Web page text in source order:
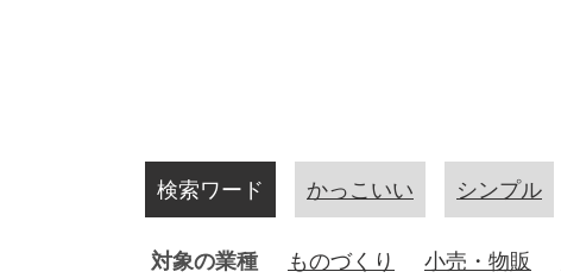
検索ワード かっこいい シンプル
対象の業種 ものづくり 小売・物販